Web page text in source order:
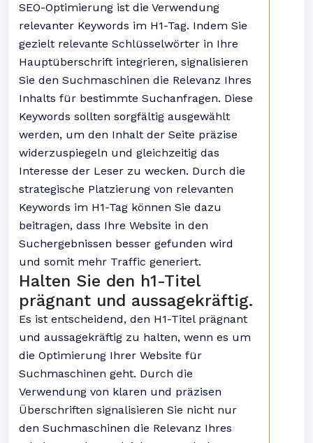
SEO-Optimierung ist die Verwendung
relevanter Keywords im H1-Tag. Indem Sie
gezielt relevante Schlüsselwörter in Ihre
Hauptüberschrift integrieren, signalisieren
Sie den Suchmaschinen die Relevanz Ihres
Inhalts für bestimmte Suchanfragen. Diese
Keywords sollten sorgfältig ausgewählt
werden, um den Inhalt der Seite präzise
widerzuspiegeln und gleichzeitig das
Interesse der Leser zu wecken. Durch die
strategische Platzierung von relevanten
Keywords im H1-Tag können Sie dazu
beitragen, dass Ihre Website in den
Suchergebnissen besser gefunden wird
und somit mehr Traffic generiert.
Halten Sie den h1-Titel
prägnant und aussagekräftig.
Es ist entscheidend, den H1-Titel prägnant
und aussagekräftig zu halten, wenn es um
die Optimierung Ihrer Website für
Suchmaschinen geht. Durch die
Verwendung von klaren und präzisen
Überschriften signalisieren Sie nicht nur
den Suchmaschinen die Relevanz Ihres